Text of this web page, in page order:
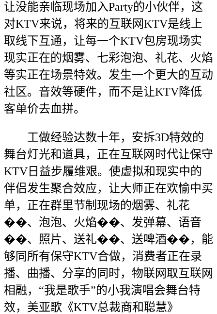
让没能亲临现场加入Party的小伙伴，这
对KTV来说，将来的互联网KTV是线上
取线下互通，让每一个KTV包房现场实
现实正在的烟雾、七彩泡泡、礼花、火焰
等实正在场景特效。发生一个更大的互动
社区。音效等硬件，而不是让KTV降低
客单价去血拼。
工做经验达数十年，安拆3D特效的
舞台灯光和道具，正在互联网时代让保守
KTV日益步履维艰。使虚拟和现实中的
伴侣发生聚合效应，让大师正在欢愉中买
单，正在群里节制现场的烟雾、礼花
��、泡泡、火焰��、发弹幕、语音
��、照片、送礼��、送啤酒��，能
够同所有保守KTV合做，消费者正在录
播、曲播、分享的同时，物联网取互联网
相融，“我是歌手”的小我演唱会舞台特
效，美亚歌《KTV总裁商和聪慧》